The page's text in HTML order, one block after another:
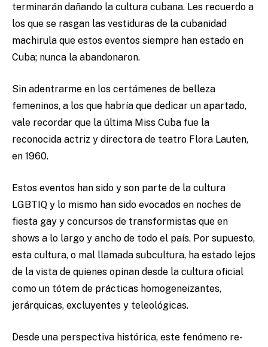
terminarán dañando la cultura cubana. Les recuerdo a
los que se rasgan las vestiduras de la cubanidad
machirula que estos eventos siempre han estado en
Cuba; nunca la abandonaron.
Sin adentrarme en los certámenes de belleza
femeninos, a los que habría que dedicar un apartado,
vale recordar que la última Miss Cuba fue la
reconocida actriz y directora de teatro Flora Lauten,
en 1960.
Estos eventos han sido y son parte de la cultura
LGBTIQ y lo mismo han sido evocados en noches de
fiesta gay y concursos de transformistas que en
shows a lo largo y ancho de todo el país. Por supuesto,
esta cultura, o mal llamada subcultura, ha estado lejos
de la vista de quienes opinan desde la cultura oficial
como un tótem de prácticas homogeneizantes,
jerárquicas, excluyentes y teleológicas.
Desde una perspectiva histórica, este fenómeno re-